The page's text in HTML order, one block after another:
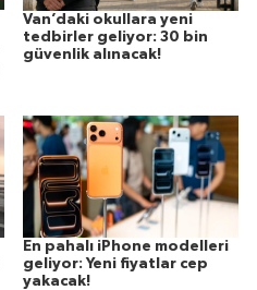
Van’daki okullara yeni
tedbirler geliyor: 30 bin
güvenlik alınacak!
En pahalı iPhone modelleri
geliyor: Yeni fiyatlar cep
yakacak!